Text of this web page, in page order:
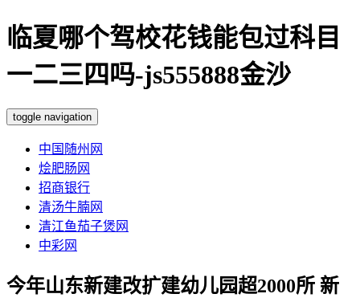
临夏哪个驾校花钱能包过科目
一二三四吗-js555888金沙
toggle navigation
中国随州网
烩肥肠网
招商银行
清汤牛腩网
清江鱼茄子煲网
中彩网
今年山东新建改扩建幼儿园超2000所 新